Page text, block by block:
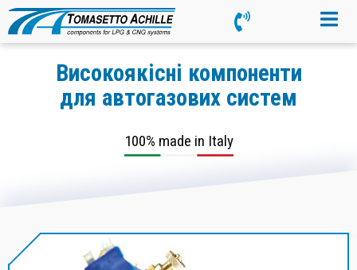
Високоякісні компоненти
для автогазових систем
100% made in Italy